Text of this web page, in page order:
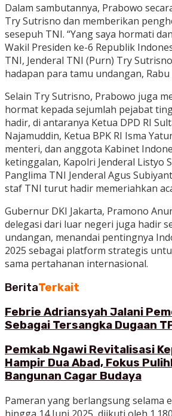
Dalam sambutannya, Prabowo
Try Sutrisno dan memberikan
sesepuh TNI. “Yang saya hormati
Wakil Presiden ke-6 Republik
TNI, Jenderal TNI (Purn) Try
hadapan para tamu undangan, Rabu
Selain Try Sutrisno, Prabowo juga
hormat kepada sejumlah pejabat
hadir, di antaranya Ketua DPD RI
Najamuddin, Ketua BPK RI Isma
menteri, dan anggota Kabinet
ketinggalan, Kapolri Jenderal Listyo
Panglima TNI Jenderal Agus
staf TNI turut hadir memeriahkan
Gubernur DKI Jakarta, Pramono
delegasi dari luar negeri juga hadir
undangan, menandai pentingnya
2025 sebagai platform strategis
sama pertahanan internasional.
BeritaTerkait
Febrie Adriansyah Jalani
Sebagai Tersangka Dugaan
Pemkab Ngawi Revitalisasi
Hampir Dua Abad, Fokus
Bangunan Cagar Budaya
Pameran yang berlangsung selama
hingga 14 Juni 2025, diikuti oleh